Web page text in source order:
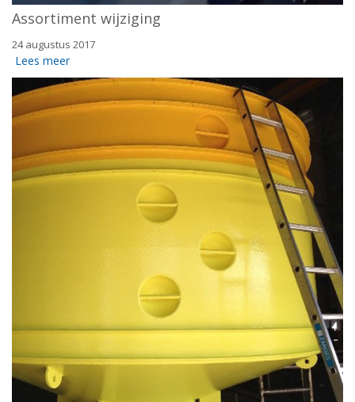
Assortiment wijziging
24 augustus 2017
Lees meer